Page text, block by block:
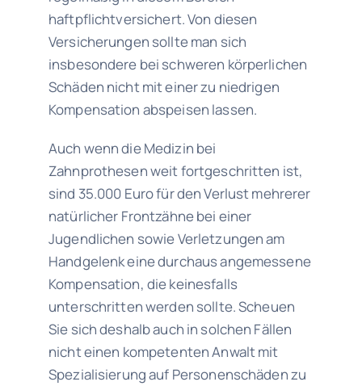
haftpflichtversichert. Von diesen
Versicherungen sollte man sich
insbesondere bei schweren körperlichen
Schäden nicht mit einer zu niedrigen
Kompensation abspeisen lassen.
Auch wenn die Medizin bei
Zahnprothesen weit fortgeschritten ist,
sind 35.000 Euro für den Verlust mehrerer
natürlicher Frontzähne bei einer
Jugendlichen sowie Verletzungen am
Handgelenk eine durchaus angemessene
Kompensation, die keinesfalls
unterschritten werden sollte. Scheuen
Sie sich deshalb auch in solchen Fällen
nicht einen kompetenten Anwalt mit
Spezialisierung auf Personenschäden zu